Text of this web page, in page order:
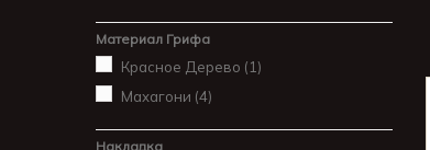
Материал Грифа
Красное Дерево (1)
Махагони (4)
Накладка